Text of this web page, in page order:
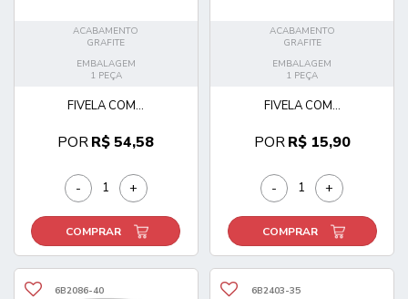
ACABAMENTO
GRAFITE
EMBALAGEM
1 PEÇA
FIVELA COM...
PORR$ 54,58
- +
COMPRAR
ACABAMENTO
GRAFITE
EMBALAGEM
1 PEÇA
FIVELA COM...
PORR$ 15,90
- +
COMPRAR
6B2086-40 6B2403-35